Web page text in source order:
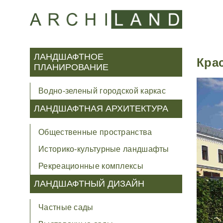
ЛАНДШАФТНОЕ
ПЛАНИРОВАНИЕ
Водно-зеленый городской каркас
ЛАНДШАФТНАЯ АРХИТЕКТУРА
Общественные пространства
Историко-культурные ландшафты
Рекреационные комплексы
ЛАНДШАФТНЫЙ ДИЗАЙН
Частные сады
ЭЛ.ПОЧТА
ВАШ
ОТКЛИКНУТЬСЯ НА ВАКАНСИЮ
ЭЛ.ПОЧТА